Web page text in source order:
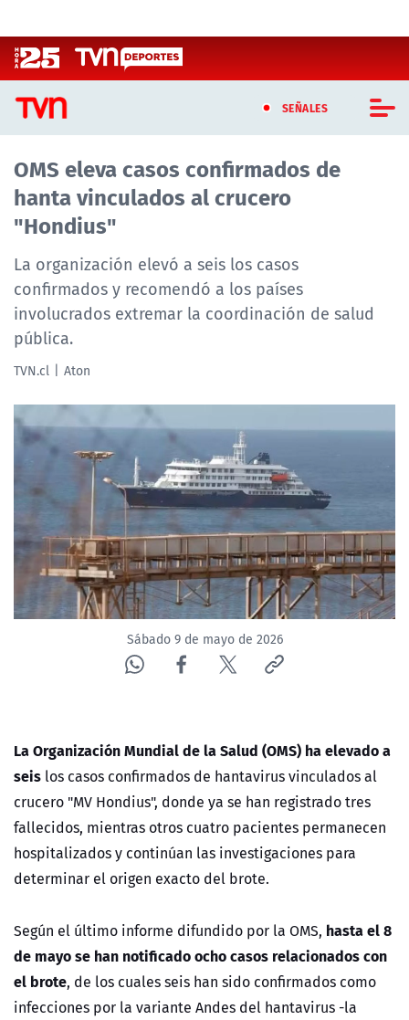
SEÑALES
CASTING MASTERCHEF CHILE
CASTING TVN VERTICAL
TVN VERTICAL
TVN PLAY
PROGRAMAS
NTV
ACTUALIDAD Y TENDENCIAS
CORPORATIVO Y TRANSPARENCIA
CANAL DE DENUNCIAS
ÁREA DE PROYECTOS
OMS eleva casos confirmados de
hanta vinculados al crucero
"Hondius"
La organización elevó a seis los casos
confirmados y recomendó a los países
involucrados extremar la coordinación de salud
pública.
TVN.cl Aton
Sábado 9 de mayo de 2026
La Organización Mundial de la Salud (OMS) ha elevado a
seis los casos confirmados de hantavirus vinculados al
crucero "MV Hondius", donde ya se han registrado tres
fallecidos, mientras otros cuatro pacientes permanecen
hospitalizados y continúan las investigaciones para
determinar el origen exacto del brote.
Según el último informe difundido por la OMS, hasta el 8
de mayo se han notificado ocho casos relacionados con
el brote, de los cuales seis han sido confirmados como
infecciones por la variante Andes del hantavirus -la